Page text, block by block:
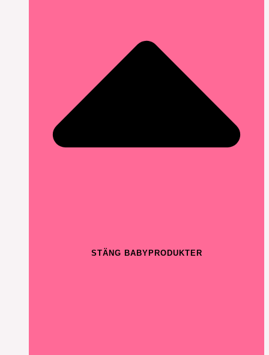
STÄNG BABYPRODUKTER